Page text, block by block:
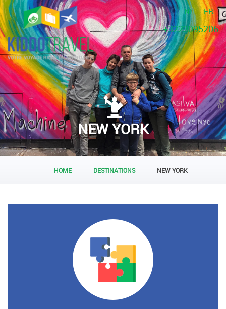
NL FR
+3223095206
NEW YORK
HOME DESTINATIONS NEW YORK